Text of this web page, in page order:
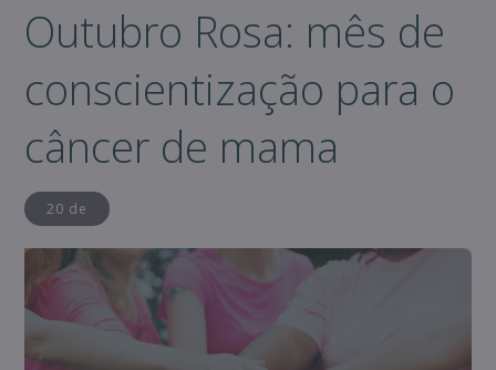
Outubro Rosa: mês de
conscientização para o
câncer de mama
20 de